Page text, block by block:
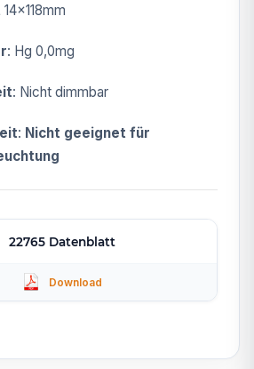
: Hg 0,0mg
: Nicht dimmbar
: Nicht geeignet für
22765 Datenblatt